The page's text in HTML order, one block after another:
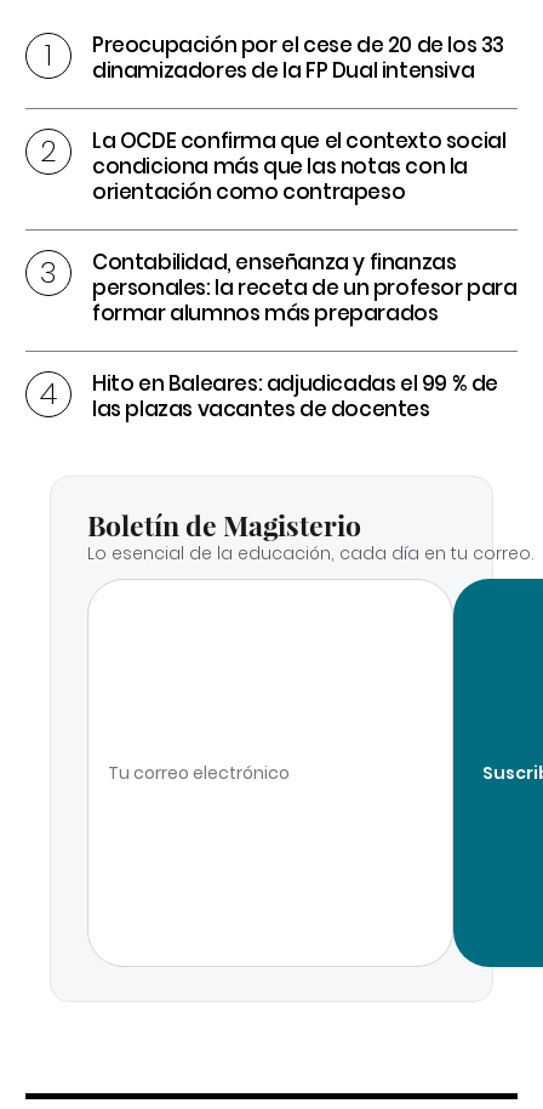
Preocupación por el cese de 20 de los 33
dinamizadores de la FP Dual intensiva
La OCDE confirma que el contexto social
condiciona más que las notas con la
orientación como contrapeso
Contabilidad, enseñanza y finanzas
personales: la receta de un profesor para
formar alumnos más preparados
Hito en Baleares: adjudicadas el 99 % de
las plazas vacantes de docentes
Boletín de Magisterio
Lo esencial de la educación, cada día en tu correo.